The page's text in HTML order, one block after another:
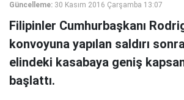
Güncelleme: 30 Kasım 2016 Çarşamba 13:07
Filipinler Cumhurbaşkanı
konvoyuna yapılan saldırı
elindeki kasabaya geniş
başlattı.